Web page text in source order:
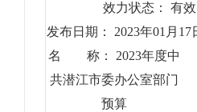
效力状态： 有效
发布日期： 2023年01月17
名 称： 2023年度中
共潜江市委办公室部门
预算